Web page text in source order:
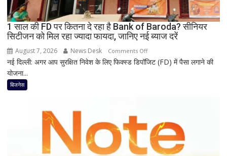
Vivo
और
Nothing
पर
भी
बड़ी
1 साल की FD पर कितना दे रहा है Bank of Baroda? सीनियर
सिटीजन को मिल रहा ज्यादा फायदा, जानिए नई ब्याज दरें
August 7, 2026 News Desk Comments Offon
1
रहा
नई दिल्ली: अगर आप सुरक्षित निवेश के लिए फिक्स्ड डिपॉजिट (FD) में पैसा लगाने की
योजना...
बिजनेस